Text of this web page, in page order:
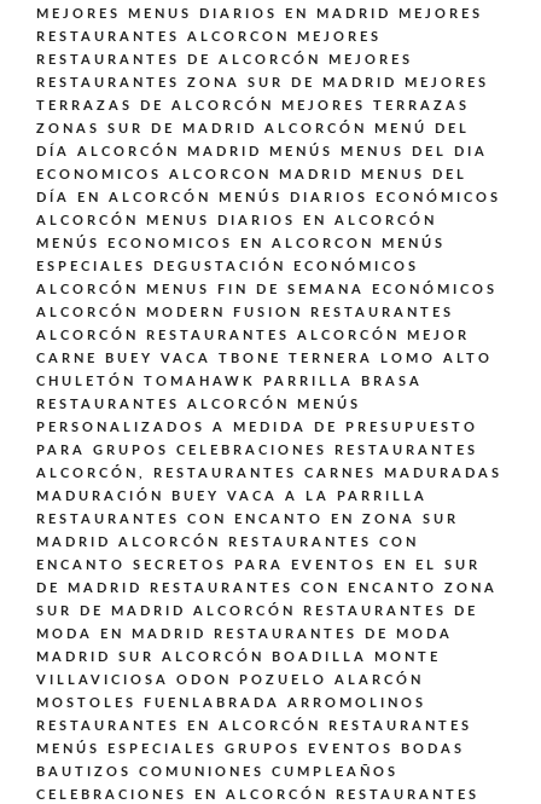
MEJORES MENUS DIARIOS EN MADRID
MEJORES
RESTAURANTES ALCORCON
MEJORES
RESTAURANTES DE ALCORCÓN
MEJORES
RESTAURANTES ZONA SUR DE MADRID
MEJORES
TERRAZAS DE ALCORCÓN
MEJORES TERRAZAS
ZONAS SUR DE MADRID ALCORCÓN
MENÚ DEL
DÍA ALCORCÓN MADRID
MENÚS
MENUS DEL DIA
ECONOMICOS ALCORCON MADRID
MENUS DEL
DÍA EN ALCORCÓN
MENÚS DIARIOS ECONÓMICOS
ALCORCÓN
MENUS DIARIOS EN ALCORCÓN
MENÚS ECONOMICOS EN ALCORCON
MENÚS
ESPECIALES DEGUSTACIÓN ECONÓMICOS
ALCORCÓN
MENUS FIN DE SEMANA ECONÓMICOS
ALCORCÓN
MODERN FUSION
RESTAURANTES
ALCORCÓN
RESTAURANTES ALCORCÓN MEJOR
CARNE BUEY VACA TBONE TERNERA LOMO ALTO
CHULETÓN TOMAHAWK PARRILLA BRASA
RESTAURANTES ALCORCÓN MENÚS
PERSONALIZADOS A MEDIDA DE PRESUPUESTO
PARA GRUPOS CELEBRACIONES
RESTAURANTES
ALCORCÓN,
RESTAURANTES CARNES MADURADAS
MADURACIÓN BUEY VACA A LA PARRILLA
RESTAURANTES CON ENCANTO EN ZONA SUR
MADRID ALCORCÓN
RESTAURANTES CON
ENCANTO SECRETOS PARA EVENTOS EN EL SUR
DE MADRID
RESTAURANTES CON ENCANTO ZONA
SUR DE MADRID ALCORCÓN
RESTAURANTES DE
MODA EN MADRID
RESTAURANTES DE MODA
MADRID SUR ALCORCÓN BOADILLA MONTE
VILLAVICIOSA ODON POZUELO ALARCÓN
MOSTOLES FUENLABRADA ARROMOLINOS
RESTAURANTES EN ALCORCÓN
RESTAURANTES
MENÚS ESPECIALES GRUPOS EVENTOS BODAS
BAUTIZOS COMUNIONES CUMPLEAÑOS
CELEBRACIONES EN ALCORCÓN
RESTAURANTES